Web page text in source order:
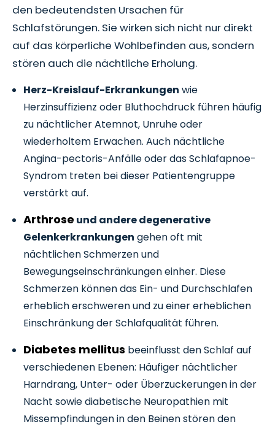
den bedeutendsten Ursachen für
Schlafstörungen. Sie wirken sich nicht nur direkt
auf das körperliche Wohlbefinden aus, sondern
stören auch die nächtliche Erholung.
Herz-Kreislauf-Erkrankungen wie
Herzinsuffizienz oder Bluthochdruck führen häufig
zu nächtlicher Atemnot, Unruhe oder
wiederholtem Erwachen. Auch nächtliche
Angina-pectoris-Anfälle oder das Schlafapnoe-
Syndrom treten bei dieser Patientengruppe
verstärkt auf.
Arthrose und andere degenerative
Gelenkerkrankungen gehen oft mit
nächtlichen Schmerzen und
Bewegungseinschränkungen einher. Diese
Schmerzen können das Ein- und Durchschlafen
erheblich erschweren und zu einer erheblichen
Einschränkung der Schlafqualität führen.
Diabetes mellitus beeinflusst den Schlaf auf
verschiedenen Ebenen: Häufiger nächtlicher
Harndrang, Unter- oder Überzuckerungen in der
Nacht sowie diabetische Neuropathien mit
Missempfindungen in den Beinen stören den